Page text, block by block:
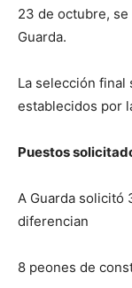
23 de octubre,
Guarda.
La selección
establecidos por
Puestos
A Guarda solicitó
diferencian
8 peones de